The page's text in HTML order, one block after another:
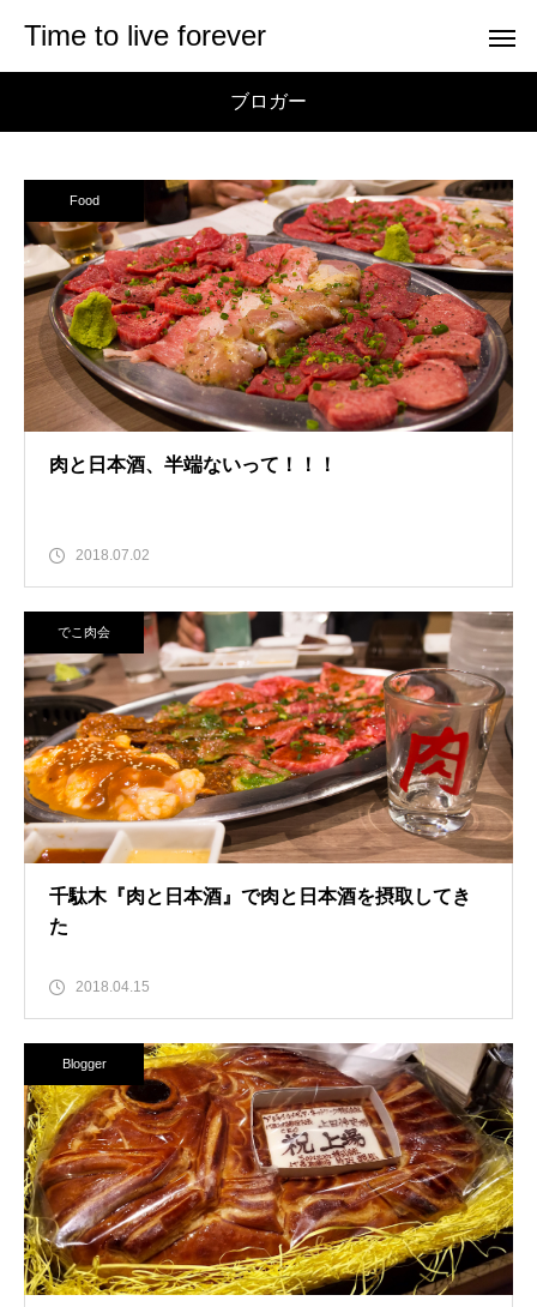
Time to live forever
ブロガー
Food
肉と日本酒、半端ないって！！！
2018.07.02
でこ肉会
千駄木『肉と日本酒』で肉と日本酒を摂取してき
た
2018.04.15
Blogger